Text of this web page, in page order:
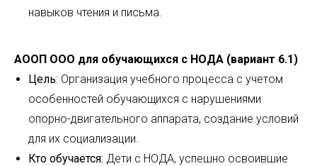
навыков чтения и письма.
АООП ООО для обучающихся с НОДА (вариант 6.1)
Цель: Организация учебного процесса с учетом
особенностей обучающихся с нарушениями
опорно-двигательного аппарата, создание условий
для их социализации.
Кто обучается: Дети с НОДА, успешно освоившие